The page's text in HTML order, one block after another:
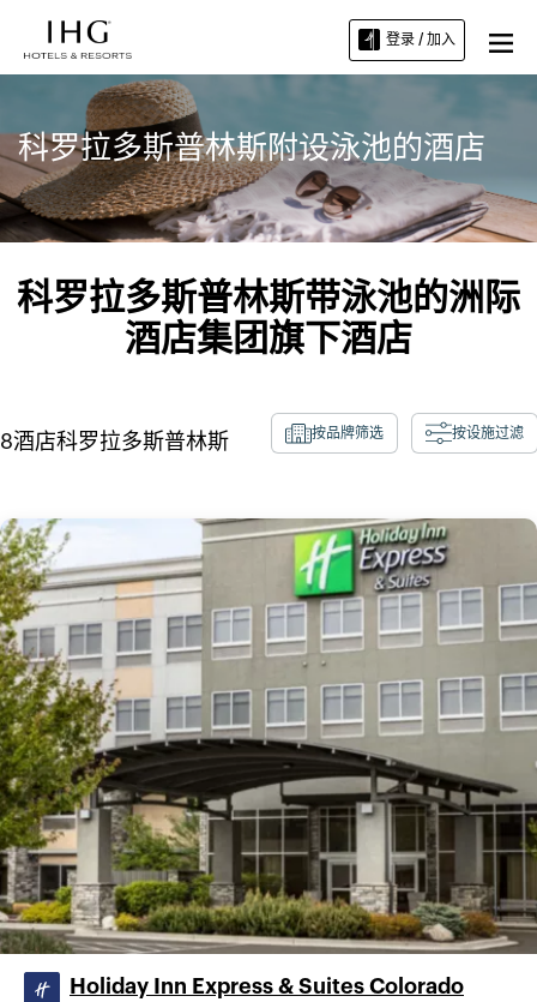
登录 / 加入
科罗拉多斯普林斯附设泳池的酒店
科罗拉多斯普林斯带泳池的洲际
酒店集团旗下酒店
8酒店科罗拉多斯普林斯 按品牌筛选 按设施过滤
Holiday Inn Express & Suites Colorado